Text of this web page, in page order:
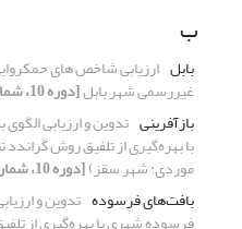
ب
بابل ارزیابی شاخص های
غیررسمی شهر بابل[دوره 10، شماره 1، 1405، صفحه 74-96]
بازآفرینی تدوین و ارزیابی
با بهر‌ه‌گیری از تلفیق روش
موردی: شهر سقز)[دوره 10، شماره 2، 1405]
بافت‌های فرسوده تدوین و
فرسوده شهری با بهر‌ه‌گیری از